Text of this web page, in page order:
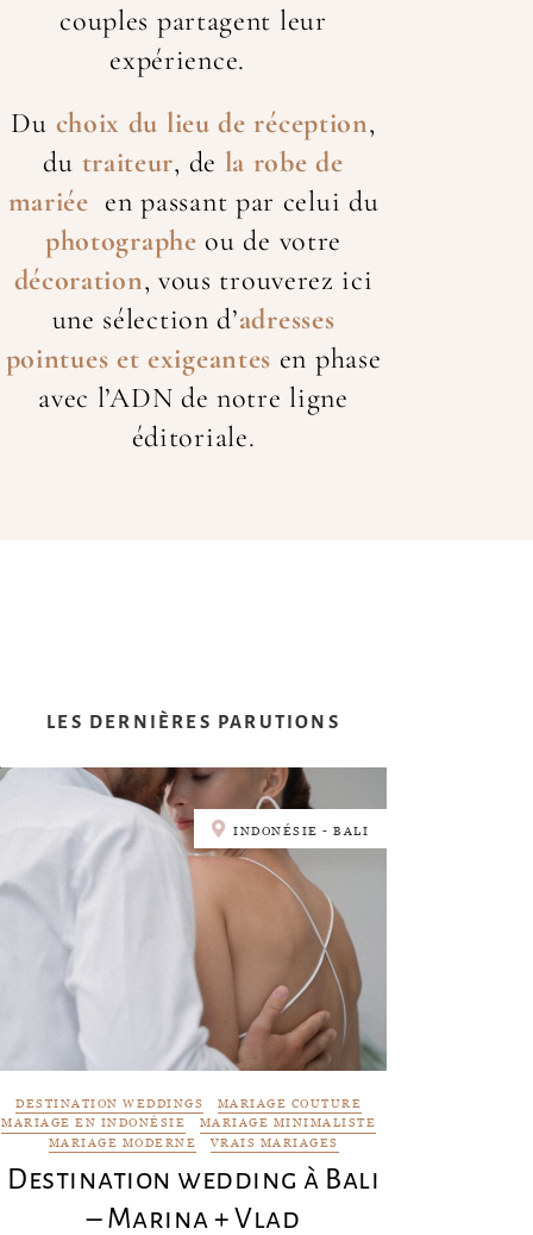
couples partagent leur
expérience.
Du choix du lieu de réception,
du traiteur, de la robe de
mariée en passant par celui du
photographe ou de votre
décoration, vous trouverez ici
une sélection d’adresses
pointues et exigeantes en phase
avec l’ADN de notre ligne
éditoriale.
LES DERNIÈRES PARUTIONS
INDONÉSIE - BALI
DESTINATION WEDDINGS
MARIAGE COUTURE
MARIAGE EN INDONÉSIE
MARIAGE MINIMALISTE
MARIAGE MODERNE
VRAIS MARIAGES
Destination wedding à Bali
– Marina + Vlad